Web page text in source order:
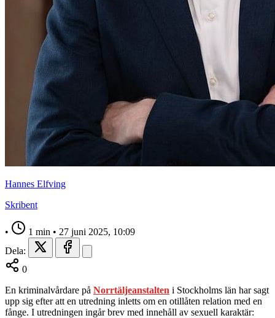
Hannes Elfving
Skribent
• 1 min • 27 juni 2025, 10:09
Dela:
0
En kriminalvårdare på Norrtäljeanstalten i Stockholms län har sagt
upp sig efter att en utredning inletts om en otillåten relation med en
fånge. I utredningen ingår brev med innehåll av sexuell karaktär: